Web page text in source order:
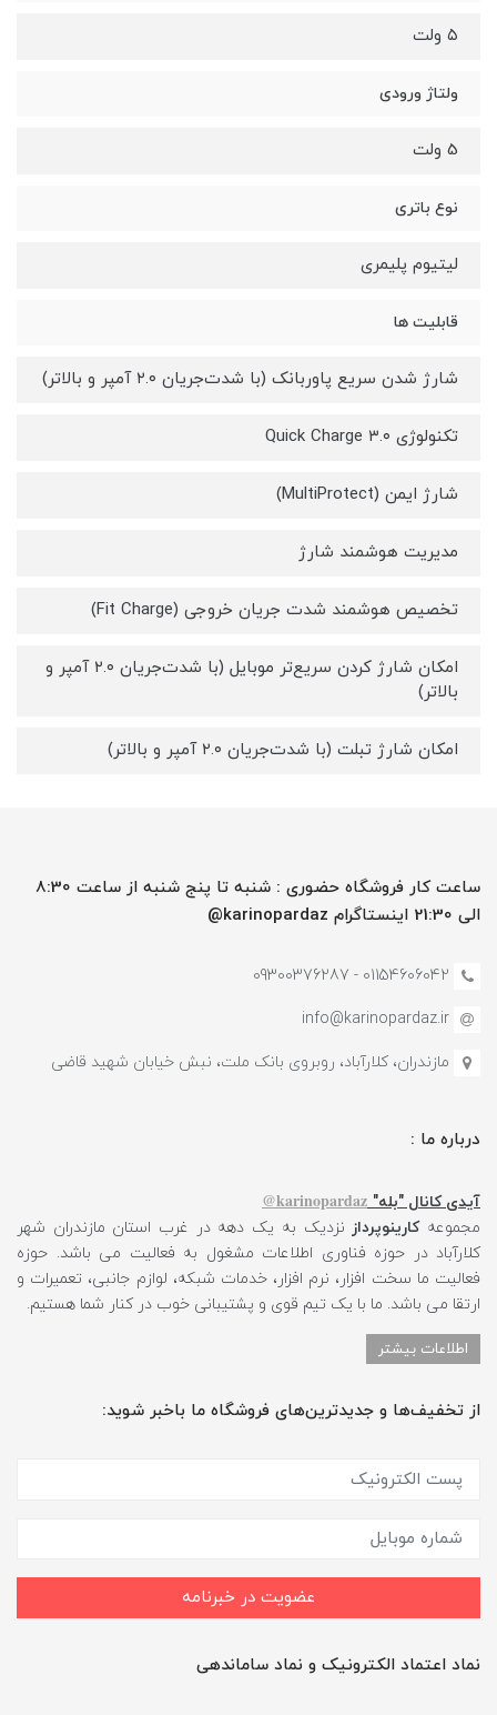
۵ ولت
ولتاژ ورودی
5 ولت
نوع باتری
لیتیوم پلیمری
قابلیت ها
شارژ شدن سریع پاوربانک (با شدت‌جریان ۲.۰ آمپر و بالاتر)
تکنولوژی Quick Charge ۳.۰
شارژ ایمن (MultiProtect)
مدیریت هوشمند شارژ
تخصیص هوشمند شدت جریان خروجی (Fit Charge)
امکان شارژ کردن سریع‌تر موبایل (با شدت‌جریان ۲.۰ آمپر و
بالاتر)
امکان شارژ تبلت (با شدت‌جریان ۲.۰ آمپر و بالاتر)
ساعت کار فروشگاه حضوری : شنبه تا پنج شنبه از ساعت 8:30
الی 21:30 اینستاگرام karinopardaz@
01154606042 - 09300376287
info@karinopardaz.ir
مازندران، کلارآباد، روبروی بانک ملت، نبش خیابان شهید قاضی
درباره ما :
آیدی کانال "بله" karinopardaz@
مجموعهکارینوپرداز نزدیک به یک دهه در غرب استان مازندران شهر
کلارآباد در حوزه فناوری اطلاعات مشغول به فعالیت می باشد. حوزه
فعالیت ما سخت افزار، نرم افزار، خدمات شبکه، لوازم جانبی، تعمیرات و
ارتقا می باشد. ما با یک تیم قوی و پشتیبانی خوب در کنار شما هستیم.
اطلاعات بیشتر
از تخفیف‌ها و جدیدترین‌های فروشگاه ما باخبر شوید:
عضویت در خبرنامه
نماد اعتماد الکترونیک و نماد ساماندهی